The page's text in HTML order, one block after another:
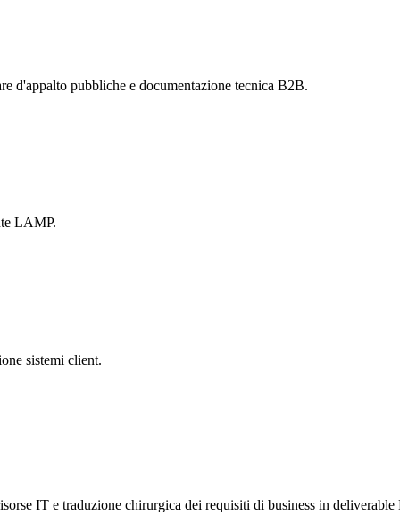
d'appalto pubbliche e documentazione tecnica B2B.
LAMP.
sistemi client.
IT e traduzione chirurgica dei requisiti di business in deliverable